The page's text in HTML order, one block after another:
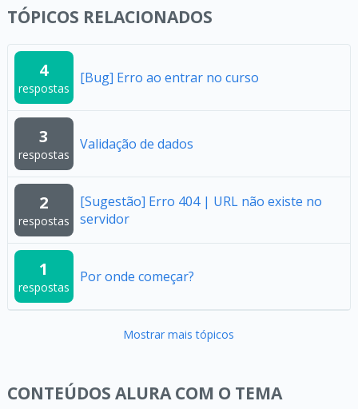
TÓPICOS RELACIONADOS
4
respostas
[Bug] Erro ao entrar no curso
3
respostas
Validação de dados
2
respostas
[Sugestão] Erro 404 | URL não existe no
servidor
1
respostas
Por onde começar?
Mostrar mais tópicos
CONTEÚDOS ALURA COM O TEMA